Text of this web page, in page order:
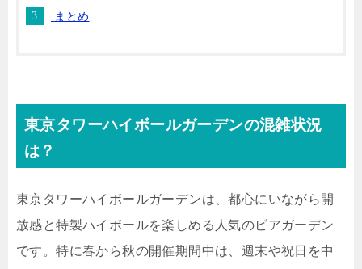
まとめ
東京タワーハイボールガーデンの混雑状況
は？
東京タワーハイボールガーデンは、都心にいながら開
放感と特製ハイボールを楽しめる人気のビアガーデン
です。特に春から秋の開催期間中は、週末や祝日を中